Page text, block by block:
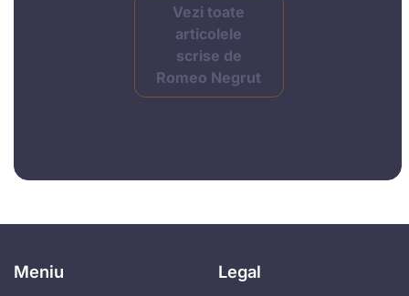
Vezi toate
articolele
scrise de
Romeo Negrut
Meniu Legal